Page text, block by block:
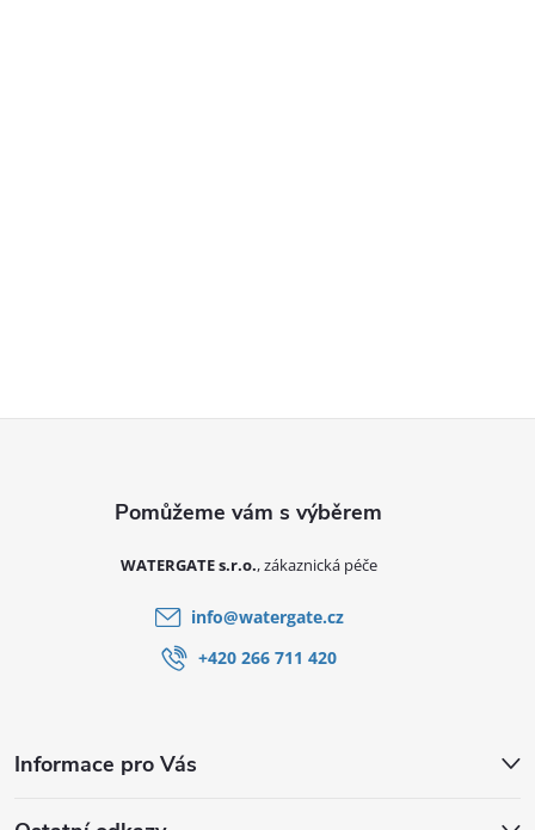
Informace pro Vás
WATERGATE s.r.o.
info@watergate.cz
+420 266 711 420